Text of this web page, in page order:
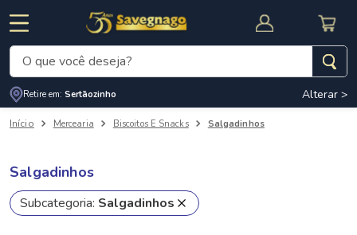
CUPOM DE DESCONTO
O que você deseja?
Retire em: Sertãozinho Alterar >
Mercearia Biscoitos E Snacks Salgadinhos
Salgadinhos
Subcategoria: Salgadinhos
Termos mais buscados
º
cafe
3º
cerveja
4º
carne